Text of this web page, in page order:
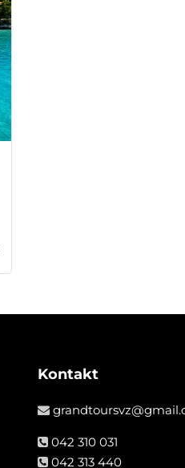
Kontakt
042 310 031
042 313 440